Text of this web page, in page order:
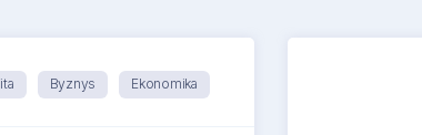
Byznys Ekonomika